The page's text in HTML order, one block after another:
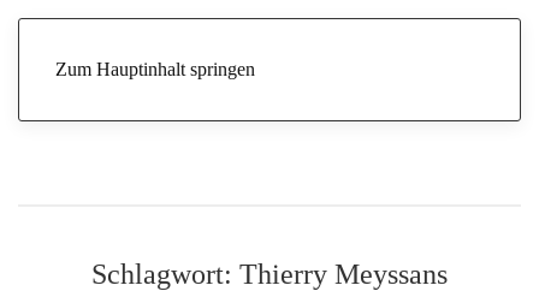
Zum Hauptinhalt springen
Schlagwort: Thierry Meyssans